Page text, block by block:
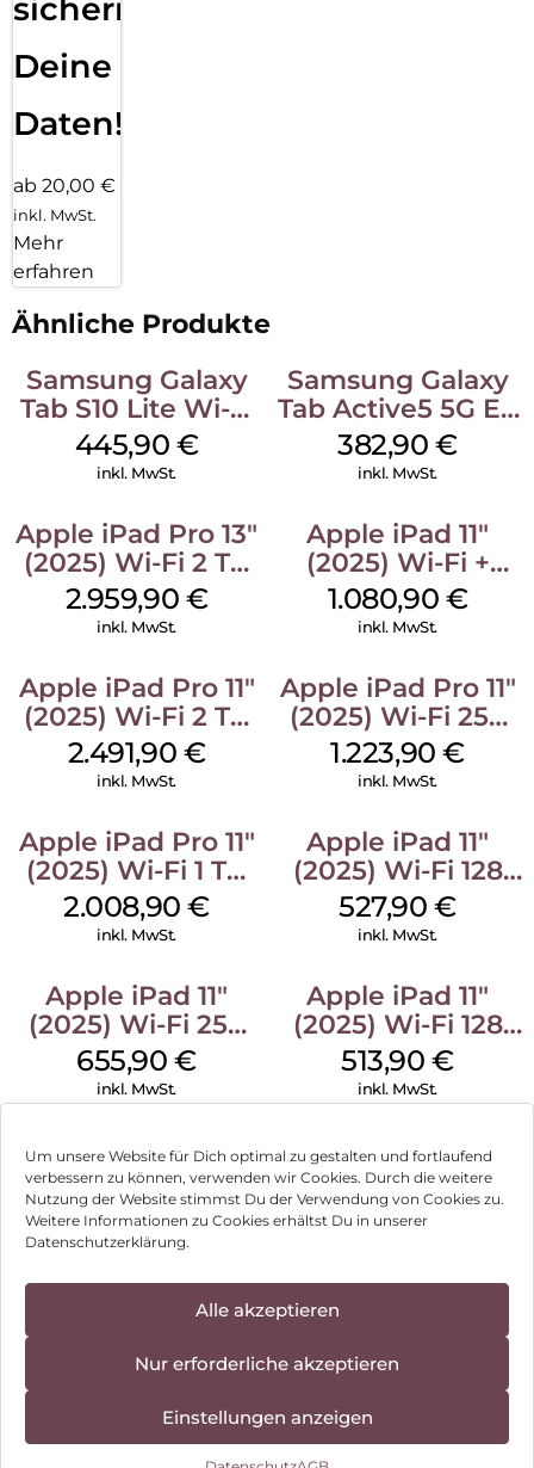
Um unsere Website für Dich optimal zu gestalten und fortlaufend
verbessern zu können, verwenden wir Cookies. Durch die weitere
Nutzung der Website stimmst Du der Verwendung von Cookies zu.
Weitere Informationen zu Cookies erhältst Du in unserer
Datenschutzerklärung.
Alle akzeptieren
Nur erforderliche akzeptieren
Einstellungen anzeigen
sichern
Deine
Daten!
ab 20,00 €
inkl. MwSt.
Mehr
erfahren
Ähnliche Produkte
Samsung Galaxy
Tab S10 Lite Wi-Fi
128 GB Silver
445,90 €
inkl. MwSt.
Samsung Galaxy
Tab Active5 5G EE
128 GB Black
382,90€
inkl. MwSt.
Apple iPad Pro 13″
(2025) Wi-Fi 2 TB
Nanotexturglas
Space Schwarz
2.959,90 €
inkl. MwSt.
Apple iPad 11″
(2025) Wi-Fi +
Cellular 512 GB
Pink
1.080,90 €
inkl. MwSt.
Apple iPad Pro 11″
(2025) Wi-Fi 2 TB
Standardglas
Space Schwarz
2.491,90 €
inkl. MwSt.
Apple iPad Pro 11″
(2025) Wi-Fi 256
GB Standardglas
Space Schwarz
1.223,90€
inkl. MwSt.
Apple iPad Pro 11″
(2025) Wi-Fi 1 TB
Standardglas
Silber
2.008,90€
inkl. MwSt.
Apple iPad 11″
(2025) Wi-Fi 128
GB Pink
527,90€
inkl. MwSt.
Apple iPad 11″
(2025) Wi-Fi 256
GB Silber
655,90€
inkl. MwSt.
Apple iPad 11″
(2025) Wi-Fi 128
GB Silber
513,90€
inkl. MwSt.
Impressum
Hinweis zur Batterieentsorgung
Newsletter